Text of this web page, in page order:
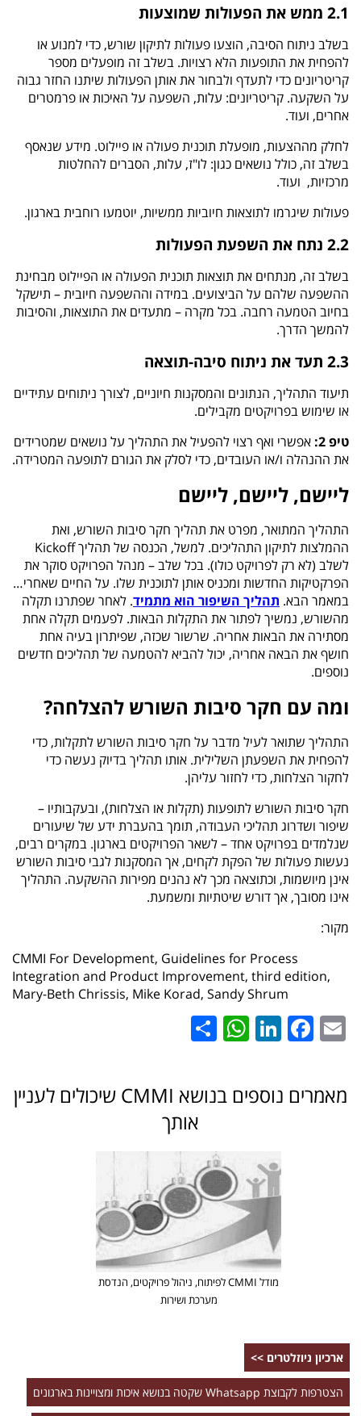
2.1 ממש את הפעולות שמוצעות
בשלב ניתוח הסיבה, הוצעו פעולות לתיקון שורש, כדי למנוע או
להפחית את התופעות הלא רצויות. בשלב זה מופעלים מספר
קריטריונים כדי לתעדף ולבחור את אותן הפעולות שיתנו החזר גבוה
על השקעה. קריטריונים: עלות, השפעה על האיכות או פרמטרים
אחרים, ועוד.
לחלק מההצעות, מופעלת תוכנית פעולה או פיילוט. מידע שנאסף
בשלב זה, כולל נושאים כגון: לו"ז, עלות, הסברים להחלטות
מרכזיות, ועוד.
פעולות שיגרמו לתוצאות חיוביות ממשיות, יוטמעו רוחבית בארגון.
2.2 נתח את השפעת הפעולות
בשלב זה, מנתחים את תוצאות תוכנית הפעולה או הפיילוט מבחינת
ההשפעה שלהם על הביצועים. במידה וההשפעה חיובית – תישקל
בחיוב הטמעה רחבה. בכל מקרה – מתעדים את התוצאות, והסיבות
להמשך הדרך.
2.3 תעד את ניתוח סיבה-תוצאה
תיעוד התהליך, הנתונים והמסקנות חיוניים, לצורך ניתוחים עתידיים
או שימוש בפרויקטים מקבילים.
טיפ 2:
אפשרי ואף רצוי להפעיל את התהליך על נושאים שמטרידים
את ההנהלה ו/או העובדים, כדי לסלק את הגורם לתופעה המטרידה.
ליישם, ליישם, ליישם
התהליך המתואר, מפרט את תהליך חקר סיבות השורש, ואת
ההמלצות לתיקון התהליכים. למשל, הכנסה של תהליךKickoff
לשלב (לא רק לפרויקט כולו). בכל שלב – מנהל הפרויקט סוקר את
הפרקטיקות החדשות ומכניס אותן לתוכנית שלו. על החיים שאחרי…
במאמר הבא. תהליך השיפור הוא מתמיד. לאחר שפתרנו תקלה
מהשורש, נמשיך לפתור את התקלות הבאות. לפעמים תקלה אחת
מסתירה את הבאות אחריה. שרשור שכזה, שפיתרון בעיה אחת
חושף את הבאה אחריה, יכול להביא להטמעה של תהליכים חדשים
נוספים.
ומה עם חקר סיבות השורש להצלחה?
התהליך שתואר לעיל מדבר על חקר סיבות השורש לתקלות, כדי
להפחית את השפעתן השלילית. אותו תהליך בדיוק נעשה כדי
לחקור הצלחות, כדי לחזור עליהן.
חקר סיבות השורש לתופעות (תקלות או הצלחות), ובעקבותיו –
שיפור ושדרוג תהליכי העבודה, תומך בהעברת ידע של שיעורים
שנלמדים בפרויקט אחד – לשאר הפרויקטים בארגון. במקרים רבים,
נעשות פעולות של הפקת לקחים, אך המסקנות לגבי סיבות השורש
אינן מיושמות, וכתוצאה מכך לא נהנים מפירות ההשקעה. התהליך
אינו מסובך, אך דורש שיטתיות ומשמעת.
מקור:
CMMI For Development, Guidelines for Process
Integration and Product Improvement, third edition,
Mary-Beth Chrissis, Mike Korad, Sandy Shrum
Email
Facebook
LinkedIn
WhatsApp
מאמרים נוספים בנושא CMMI שיכולים לעניין
אותך
מודל CMMI לפיתוח, ניהול פרויקטים, הנדסת
מערכת ושירות
ארכיון ניוזלטרים >>
הצטרפות לקבוצת Whatsapp שקטה בנושא איכות ומצויינות בארגונים